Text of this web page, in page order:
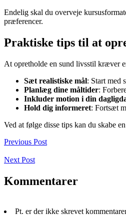
Endelig skal du overveje
præferencer.
Praktiske tips til at
At opretholde en sund livsstil kræver
Sæt realistiske mål: Start med
Planlæg dine måltider:
Inkluder motion i din
Hold dig informeret: Fortsæt
Ved at følge disse tips kan du skabe
Previous Post
Next Post
Kommentarer
Pt. er der ikke skrevet